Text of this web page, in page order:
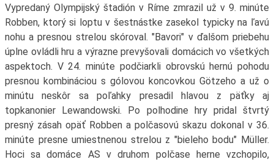
Vypredaný Olympijský štadión v Ríme zmrazil už v 9. minúte
Robben, ktorý si loptu v šestnástke zasekol typicky na ľavú
nohu a presnou strelou skóroval. "Bavori" v ďalšom priebehu
úplne ovládli hru a výrazne prevyšovali domácich vo všetkých
aspektoch. V 24. minúte podčiarkli obrovskú hernú pohodu
presnou kombináciou s gólovou koncovkou Götzeho a už o
minútu neskôr sa poľahky presadil hlavou z päťky aj
topkanonier Lewandowski. Po polhodine hry pridal štvrtý
presný zásah opäť Robben a polčasovú skazu dokonal v 36.
minúte presne umiestnenou strelou z "bieleho bodu" Müller.
Hoci sa domáce AS v druhom polčase herne vzchopilo,